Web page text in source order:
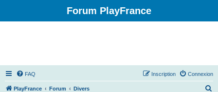
Forum PlayFrance
FAQ Connexion
Inscription
PlayFrance Forum Divers